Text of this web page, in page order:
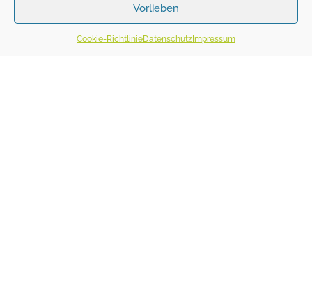
Vorlieben
Cookie-RichtlinieDatenschutz Impressum